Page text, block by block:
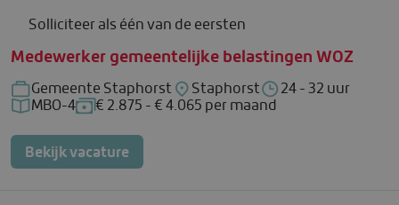
Solliciteer als één van de eersten
Medewerker gemeentelijke belastingen WOZ
Bedrijf: Gemeente Staphorst
Gemeente StaphorstLocatie: Staphorst
StaphorstUren per week: 24
24 - 32 uur
Functieniveau: MBO-4
MBO-4Salaris: € 2.875 - € 4.065 per maand
€ 2.875 - € 4.065 per maand
Bekijk vacature